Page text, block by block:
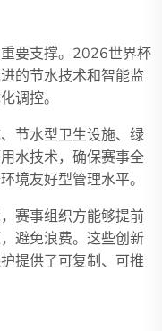
要支撑。2026世界杯
的节水技术和智能监
调控。
节水型卫生设施、绿
水技术，确保赛事全
境友好型管理水平。
赛事组织方能够提前
避免浪费。这些创新
提供了可复制、可推